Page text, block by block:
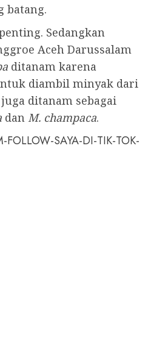
batang.
Sedangkan
Aceh Darussalam
ditanam karena
diambil minyak dari
ditanam sebagai
dan M. champaca.